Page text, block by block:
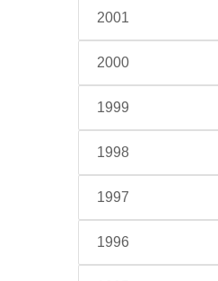
2001
2000
1999
1998
1997
1996